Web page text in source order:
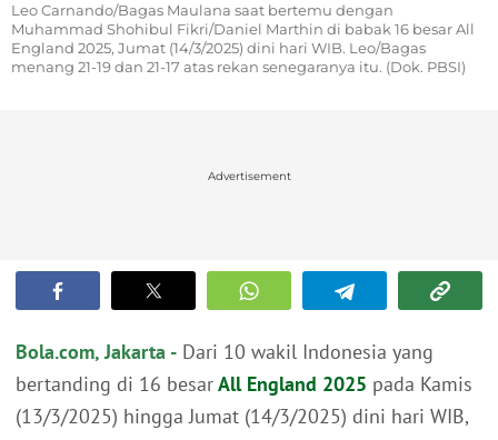
Leo Carnando/Bagas Maulana saat bertemu dengan
Muhammad Shohibul Fikri/Daniel Marthin di babak 16 besar All
England 2025, Jumat (14/3/2025) dini hari WIB. Leo/Bagas
menang 21-19 dan 21-17 atas rekan senegaranya itu. (Dok. PBSI)
Advertisement
Bola.com, Jakarta - Dari 10 wakil Indonesia yang
bertanding di 16 besarAll England 2025 pada Kamis
(13/3/2025) hingga Jumat (14/3/2025) dini hari WIB,